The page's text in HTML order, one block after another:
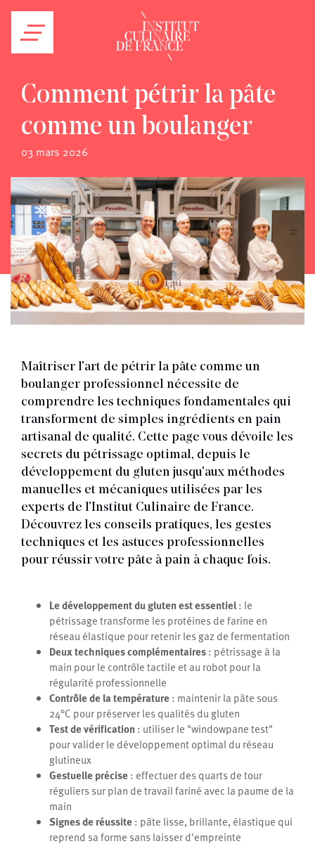
Comment pétrir la pâte
comme un boulanger
03 mars 2026
Maîtriser l'art de pétrir la pâte comme un
boulanger professionnel nécessite de
comprendre les techniques fondamentales qui
transforment de simples ingrédients en pain
artisanal de qualité. Cette page vous dévoile les
secrets du pétrissage optimal, depuis le
développement du gluten jusqu'aux méthodes
manuelles et mécaniques utilisées par les
experts de l'Institut Culinaire de France.
Découvrez les conseils pratiques, les gestes
techniques et les astuces professionnelles
pour réussir votre pâte à pain à chaque fois.
Le développement du gluten est essentiel: le
pétrissage transforme les protéines de farine en
réseau élastique pour retenir les gaz de fermentation
Deux techniques complémentaires: pétrissage à la
main pour le contrôle tactile et au robot pour la
régularité professionnelle
Contrôle de la température: maintenir la pâte sous
24°C pour préserver les qualités du gluten
Test de vérification: utiliser le "windowpane test"
pour valider le développement optimal du réseau
glutineux
Gestuelle précise: effectuer des quarts de tour
réguliers sur plan de travail fariné avec la paume de la
main
Signes de réussite: pâte lisse, brillante, élastique qui
reprend sa forme sans laisser d'empreinte